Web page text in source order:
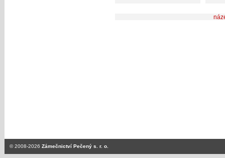
© 2008-2026 Zámečnictví Pečený s. r. o.